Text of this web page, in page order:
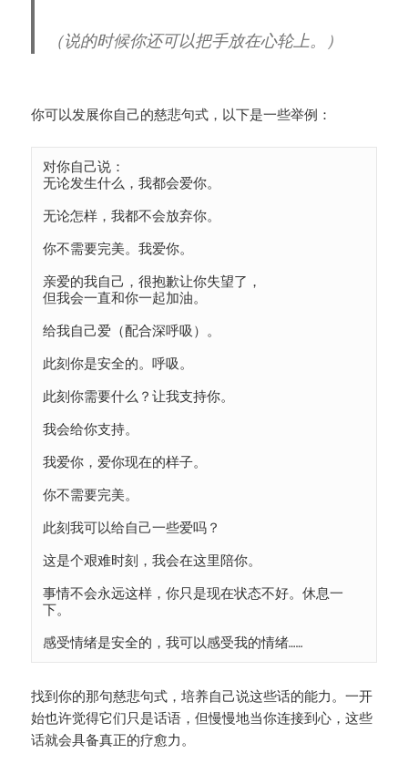
（说的时候你还可以把手放在心轮上。）
你可以发展你自己的慈悲句式，以下是一些举例：
对你自己说：
无论发生什么，我都会爱你。
无论怎样，我都不会放弃你。
你不需要完美。我爱你。
亲爱的我自己，很抱歉让你失望了，
但我会一直和你一起加油。
给我自己爱（配合深呼吸）。
此刻你是安全的。呼吸。
此刻你需要什么？让我支持你。
我会给你支持。
我爱你，爱你现在的样子。
你不需要完美。
此刻我可以给自己一些爱吗？
这是个艰难时刻，我会在这里陪你。
事情不会永远这样，你只是现在状态不好。休息一
下。
感受情绪是安全的，我可以感受我的情绪……
找到你的那句慈悲句式，培养自己说这些话的能力。一开
始也许觉得它们只是话语，但慢慢地当你连接到心，这些
话就会具备真正的疗愈力。